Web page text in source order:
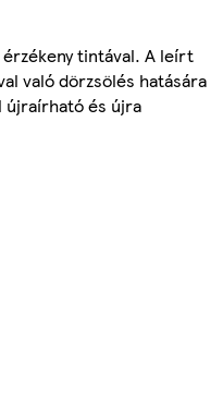
tintával. A leírt
való dörzsölés hatására
újraírható és újra